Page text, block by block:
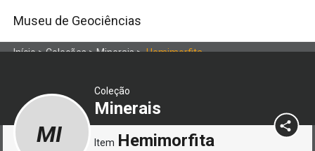
Museu de Geociências
Início>Coleções>Minerais>Hemimorfita
Coleção
Minerais
MI Item Hemimorfita